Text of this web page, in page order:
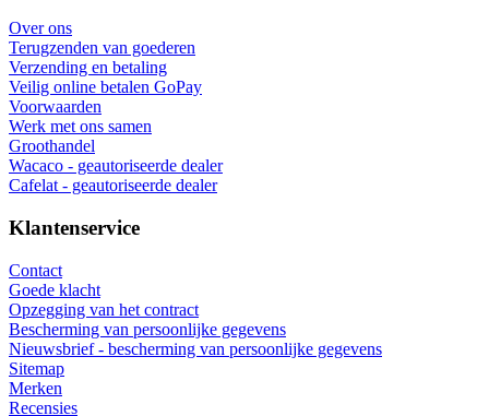
Over ons
Terugzenden van goederen
Verzending en betaling
Veilig online betalen GoPay
Voorwaarden
Werk met ons samen
Groothandel
Wacaco - geautoriseerde dealer
Cafelat - geautoriseerde dealer
Klantenservice
Contact
Goede klacht
Opzegging van het contract
Bescherming van persoonlijke gegevens
Nieuwsbrief - bescherming van persoonlijke gegevens
Sitemap
Merken
Recensies